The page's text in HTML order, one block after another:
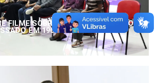
FILME SOBRE EDUARDO SERRANO,
EM 1960